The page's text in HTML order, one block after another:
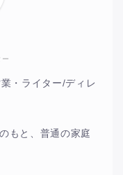
・ライター/ディレ
もと、普通の家庭